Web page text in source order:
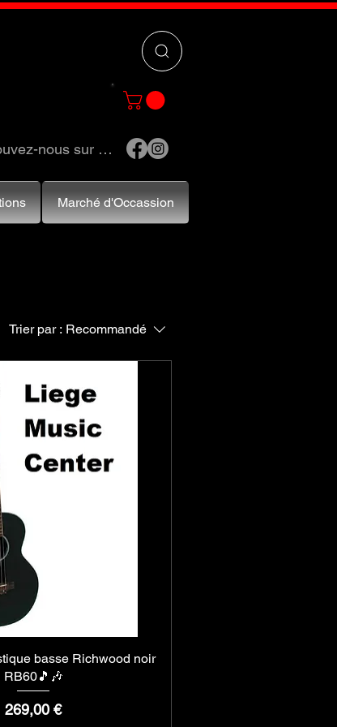
nous sur …
Trier par : Recommandé
rapide
basse Richwood noir
RB60🎵🎶
Prix
269,00 €
Marché d'Occassion